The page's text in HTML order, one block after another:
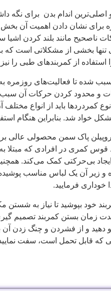
و اصلی‌ترین اندام بدن برای
برای نشان دادن اهمیت آن
ناصحیح مانند بلند کردن
بخشی از مشکلاتی است که
استفاده از کمربندهای طبی را
سبب شده تا فعالیت‌های
و محدود کردن حرکات آن سبب
کمردردها باید از انواع
خواد شد. بنابراین هنگام
پروپیلن پاک سمن محصولی
بی‌حرکتی کمک می‌کند.
آن یک لباس مناسب پوشیده
خوداری فرمایید.
خود بپوشيد تا نياز به شستن
زمان بستن كمربند تصميم
و از فشردن و چنگ زدن آن
كه قابل تحمل است، سفت